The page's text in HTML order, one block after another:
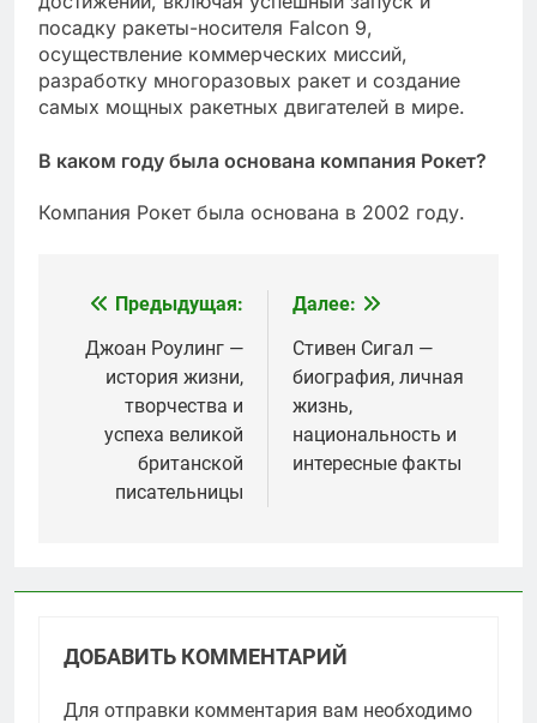
посадку ракеты-носителя Falcon 9,
осуществление коммерческих миссий,
разработку многоразовых ракет и создание
самых мощных ракетных двигателей в мире.
В каком году была основана компания Рокет?
Компания Рокет была основана в 2002 году.
Навигация
по
записям
Предыдущая:
Джоан Роулинг —
история жизни,
творчества и
успеха великой
британской
писательницы
Далее:
Стивен Сигал —
биография, личная
жизнь,
национальность и
интересные факты
ДОБАВИТЬ КОММЕНТАРИЙ
Для отправки комментария вам необходимо